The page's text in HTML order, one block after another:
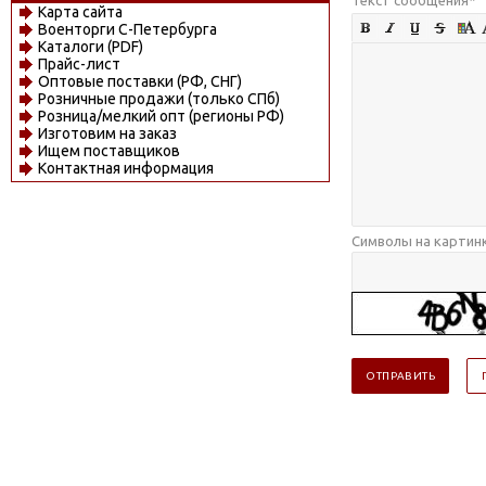
Карта сайта
Военторги С-Петербурга
Каталоги (PDF)
Прайс-лист
Оптовые поставки (РФ, СНГ)
Розничные продажи (только СПб)
Розница/мелкий опт (регионы РФ)
Изготовим на заказ
Ищем поставщиков
Контактная информация
Символы на